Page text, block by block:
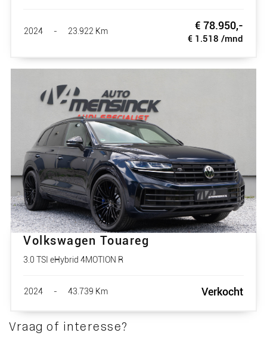
2024 - 23.922 Km € 78.950,-
€ 1.518 /mnd
Volkswagen Touareg
3.0 TSI eHybrid 4MOTION R
2024 - 43.739 Km Verkocht
Vraag of interesse?